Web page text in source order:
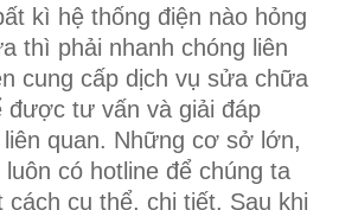
kì hệ thống điện nào hỏng
thì phải nhanh chóng liên
cung cấp dịch vụ sửa chữa
được tư vấn và giải đáp
quan. Những cơ sở lớn,
có hotline để chúng ta
cụ thể, chi tiết. Sau khi